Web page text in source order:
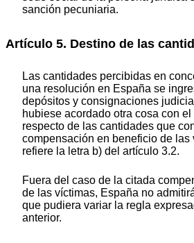
sanción pecuniaria.
Artículo 5. Destino de las
Las cantidades percibidas en
una resolución en España se
depósitos y consignaciones
hubiese acordado otra cosa con
respecto de las cantidades que
compensación en beneficio de las
refiere la letra b) del artículo 3.2.
Fuera del caso de la citada
de las víctimas, España no
que pudiera variar la regla
anterior.